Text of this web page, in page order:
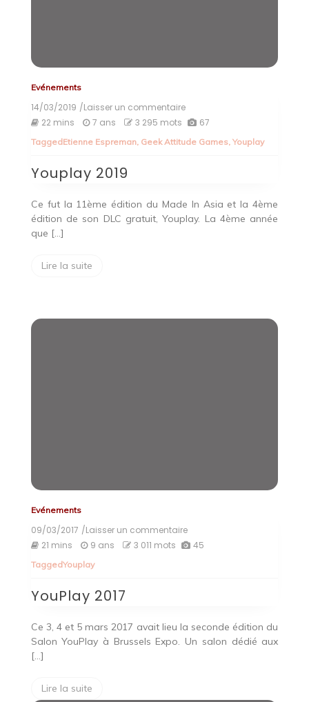
Evénements
14/03/2019 /Laisser un commentaireon
Youplay
22 mins 7 ans 3 295 mots 67
TaggedEtienne Espreman, Geek Attitude Games, Youplay
Youplay 2019
Ce fut la 11ème édition du Made In Asia et la 4ème
édition de son DLC gratuit, Youplay. La 4ème année
que […]
Lire la suite
Evénements
09/03/2017 /Laisser un commentaireon
YouPlay
21 mins 9 ans 3 011 mots 45
TaggedYouplay
YouPlay 2017
Ce 3, 4 et 5 mars 2017 avait lieu la seconde édition du
Salon YouPlay à Brussels Expo. Un salon dédié aux
[…]
Lire la suite